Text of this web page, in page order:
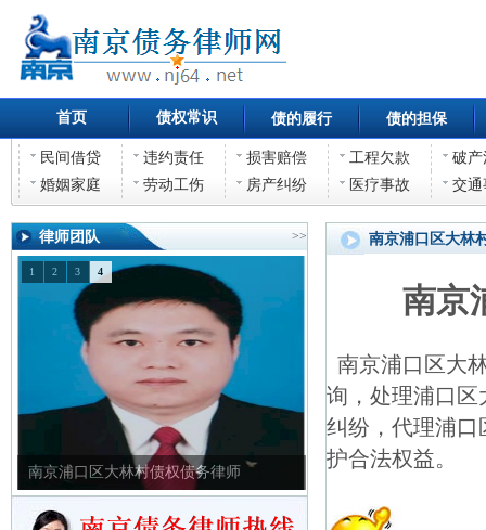
首页 债权常识 债的履行 债的担保
民间借贷 违约责任 损害赔偿 工程欠款
破产
婚姻家庭
劳动工伤 房产纠纷 医疗事故 交通
律师团队 >>
南京浦口区大林村债权债务律师
1 2 3 4
南京浦口区大林
南京
南京浦口区大
询，处理浦口区
纠纷，代理浦口
护合法权益。